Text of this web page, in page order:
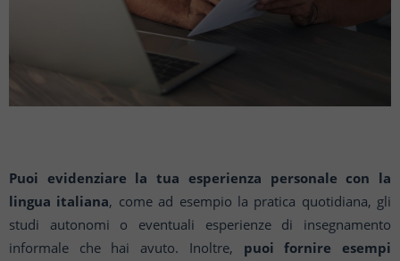
Puoi evidenziare la tua esperienza personale con la
lingua italiana, come ad esempio la pratica quotidiana, gli
studi autonomi o eventuali esperienze di insegnamento
informale che hai avuto. Inoltre, puoi fornire esempi